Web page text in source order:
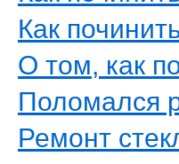
Как
О том, как
Поломался
Ремонт